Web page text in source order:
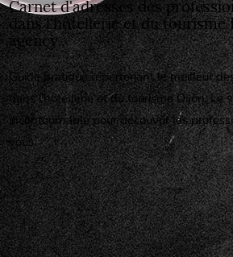
Carnet d'adresses des
dans l'hôtellerie et du tourisme
agency..
Guide pratique répertoriant le meilleur
dans l'hôtellerie et du tourisme Dijon. Le
incontournable pour découvrir les
vous.